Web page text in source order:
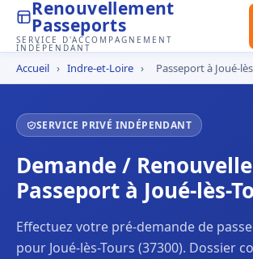
Renouvellement
Passeports
SERVICE D'ACCOMPAGNEMENT
INDÉPENDANT
Accueil › Indre-et-Loire › Passeport à Joué-
SERVICE PRIVÉ INDÉPENDANT
Demande /
Passeport à Joué-lès-
Effectuez votre pré-demande de
pour Joué-lès-Tours (37300). Dossier